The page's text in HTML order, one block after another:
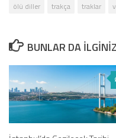
ölü diller
trakça traklar
BUNLAR DA